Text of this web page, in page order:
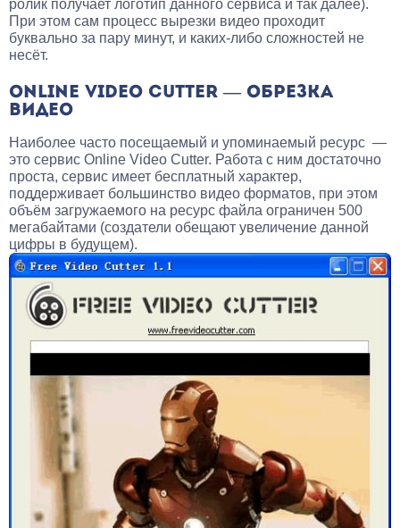
ролик получает логотип данного сервиса и так далее).
При этом сам процесс вырезки видео проходит
буквально за пару минут, и каких-либо сложностей не
несёт.
ONLINE VIDEO CUTTER — ОБРЕЗКА
ВИДЕО
Наиболее часто посещаемый и упоминаемый ресурс —
это сервис Online Video Cutter. Работа с ним достаточно
проста, сервис имеет бесплатный характер,
поддерживает большинство видео форматов, при этом
объём загружаемого на ресурс файла ограничен 500
мегабайтами (создатели обещают увеличение данной
цифры в будущем).